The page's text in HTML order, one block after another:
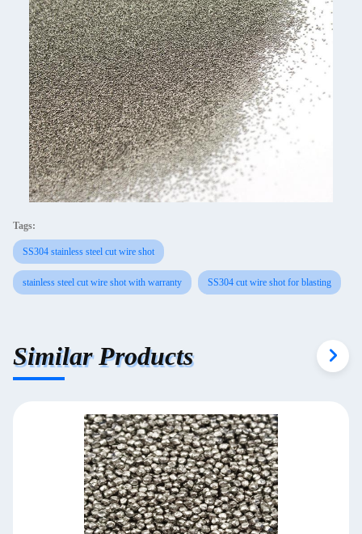
Tags:
SS304 stainless steel cut wire shot
stainless steel cut wire shot with warranty SS304 cut wire shot for blasting
Similar Products